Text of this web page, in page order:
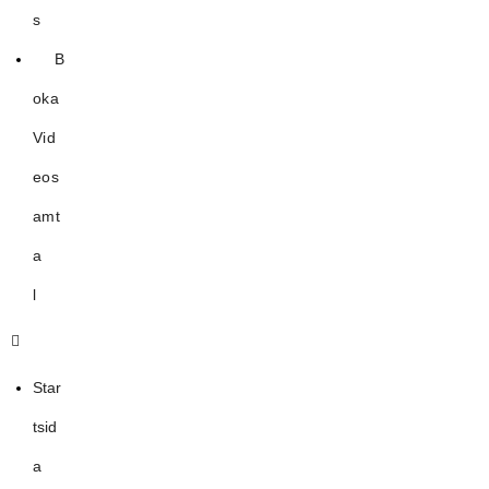
s
B
oka
Vid
eos
amt
a
l
Star
tsid
a